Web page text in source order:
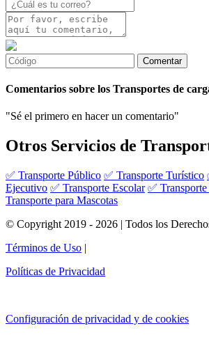
Comentarios sobre los Transportes de
"Sé el primero en hacer un comentario"
Otros Servicios de
✅ Transporte Público ✅ Transporte Turístico
Ejecutivo ✅ Transporte Escolar ✅
Transporte para Mascotas
© Copyright 2019 - 2026 | Todos los
Términos de Uso |
Políticas de Privacidad
Configuración de privacidad y de cookies